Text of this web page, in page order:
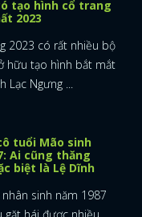
tạo hình cổ trang
2023
2023 có rất nhiều bộ
hữu tạo hình bắt mắt
Lạc Ngưng ...
tuổi Mão sinh
Ai cũng thăng
biệt là Lệ Dĩnh
sinh năm 1987